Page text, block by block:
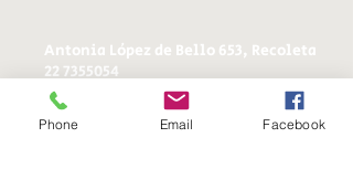
Antonia López de Bello 653, Recoleta
22 7355054
22 7375725
+56 9 75224598
ducereposteria@gmail.com
Phone Email Facebook